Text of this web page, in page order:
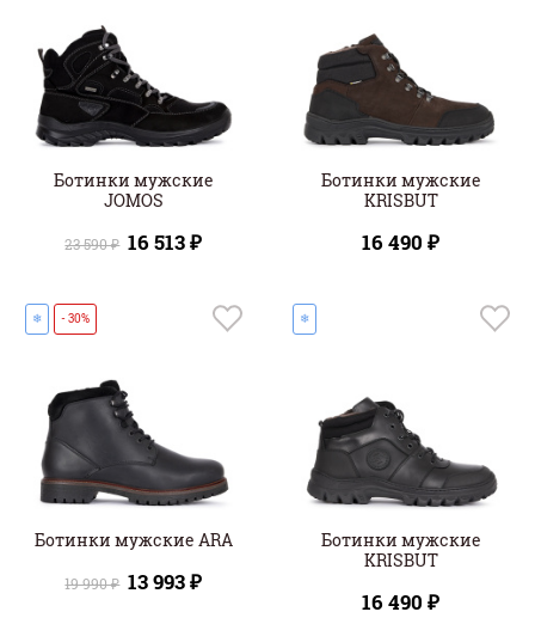
Ботинки мужские
JOMOS
23 590 ₽ 16 513 ₽
Ботинки мужские
KRISBUT
16 490 ₽
❄ - 30%
Ботинки мужские ARA
19 990 ₽ 13 993 ₽
❄
Ботинки мужские
KRISBUT
16 490 ₽